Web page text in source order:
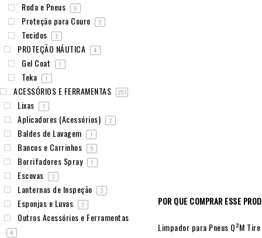
POR QUE COMPRAR ESSE
Limpador para Pneus Q²M
Roda e Pneus 6
Proteção para Couro 2
Tecidos 2
PROTEÇÃO NÁUTICA 4
Gel Coat 1
Teka 1
ACESSÓRIOS E FERRAMENTAS 251
Lixas 1
Aplicadores (Acessórios) 2
Baldes de Lavagem 1
Bancos e Carrinhos 5
Borrifadores Spray 1
Escovas 3
Lanternas de Inspeção 3
Esponjas e Luvas 2
Outros Acessórios e Ferramentas
4